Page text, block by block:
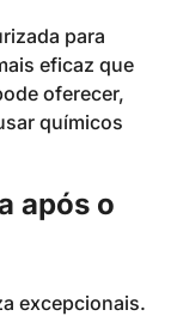
para
eficaz que
oferecer,
químicos
após o
excepcionais.